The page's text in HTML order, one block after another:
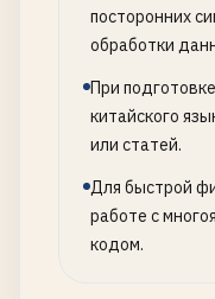
посторонних
обработки
При
китайского
или статей.
Для быстрой
работе с
кодом.